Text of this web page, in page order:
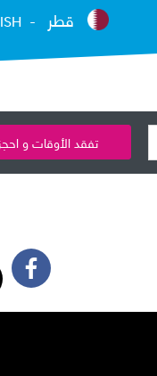
قطر
تفقد الأوقات و احجز